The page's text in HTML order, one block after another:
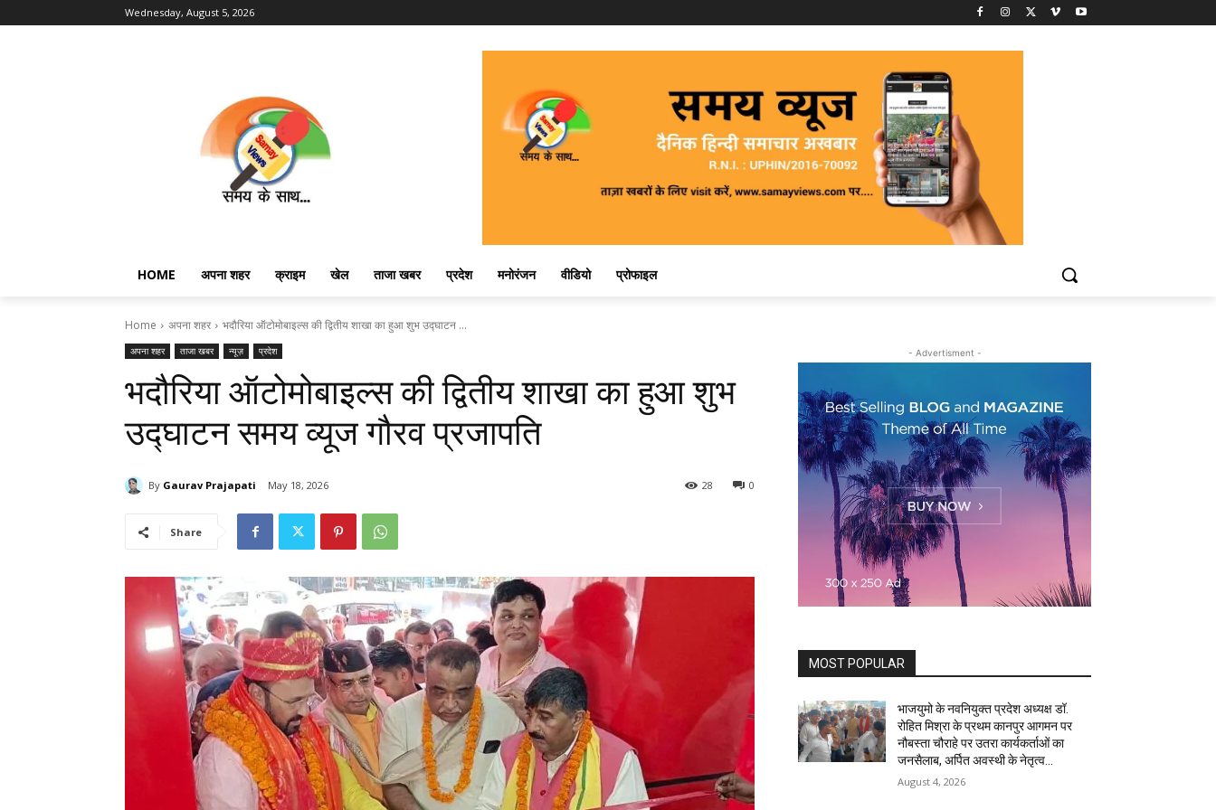
Wednesday, August 5, 2026
HOME अपना शहर क्राइम खेल ताजा खबर प्रदेश मनोरंजन वीडियो प्रोफाइल
Home अपना शहर भदौरिया ऑटोमोबाइल्स की द्वितीय शाखा का हुआ शुभ उद्घाटन ...
अपना शहर ताजा खबर न्यूज़ प्रदेश
भदौरिया ऑटोमोबाइल्स की द्वितीय शाखा का हुआ शुभ
उद्घाटन समय व्यूज गौरव प्रजापति
By Gaurav Prajapati May 18, 2026 0
28
Share
- Advertisment -
MOST POPULAR
भाजयुमो के नवनियुक्त प्रदेश अध्यक्ष डॉ.
रोहित मिश्रा के प्रथम कानपुर आगमन पर
नौबस्ता चौराहे पर उतरा कार्यकर्ताओं का
जनसैलाब, अर्पित अवस्थी के नेतृत्व...
August 4, 2026